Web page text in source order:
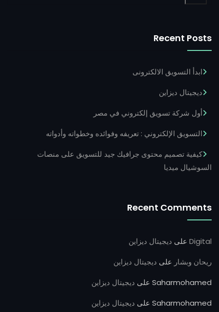
Recent Posts
ابدأ التسويق الالكترونى
ديجيتال ديزاين
أول شركة تسويق إلكتروني في مصر
التسويق الإلكتروني : تعريفه وفوائده وخطواته وأدواته
كيفية تصميم محتوى جرافيك جيد للتسويق على منصات
السوشيال ميديا
Recent Comments
Digital على ديجيتال ديزاين
ريحان وبشار على ديجيتال ديزاين
Saharmohamed على ديجيتال ديزاين
Saharmohamed على ديجيتال ديزاين